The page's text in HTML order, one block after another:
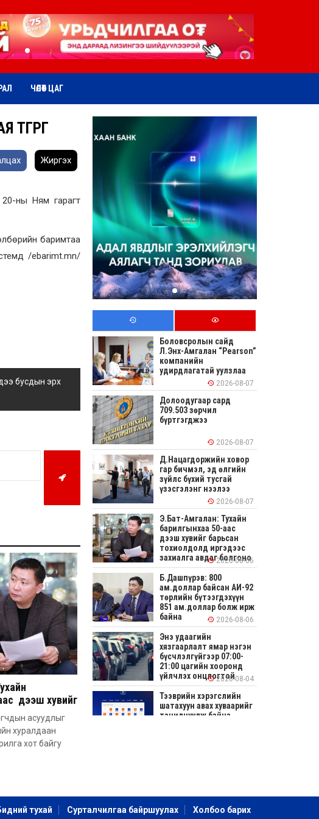
ЧӨЛӨӨТ ЦАГ
Жиргэх
ны Ням гарагт
баримтаа
/ebarimt.mn/
бусдын эрх
дээш хувийг
иргэдээс
асуудлыг
хуралдаан
хот байгу
Боловсролын сайд
Л.Энх-Амгалан “Pearson”
компанийн
удирдлагатай уулзлаа
2026-08-07
Долоодугаар сард
709.503 зөрчил
бүртгэгджээ
2026-08-07
Д.Нацагдоржийн ховор
гар бичмэл, эд өлгийн
зүйлс бүхий тусгай
үзэсгэлэнг нээлээ
2026-08-07
Э.Бат-Амгалан: Тухайн
барилгынхаа 50-аас
дээш хувийг барьсан
тохиолдолд иргэдээс
захиалга авдаг болгоно
2026-08-06
Б.Дашпүрэв: 800
ам.доллар байсан АИ-92
төрлийн бүтээгдэхүүн
851 ам.доллар болж ирж
байна
2026-08-06
Энэ удаагийн
хязгаарлалт ямар нэгэн
бүсчлэлгүйгээр 07:00-
21:00 цагийн хооронд
үйлчлэх онцлогтой2026-08-04
Тээврийн хэрэгслийн
шатахуун авах хуваарийг
танилцуулж байна
2026-08-04
Улсын заан
тухай Сурталчилгаа байршуулах Холбоо барих